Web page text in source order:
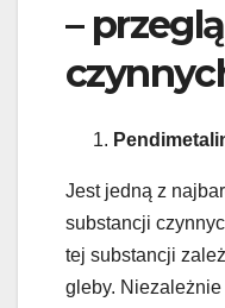
–
Jest jedną z
substancji
tej substancji
gleby.